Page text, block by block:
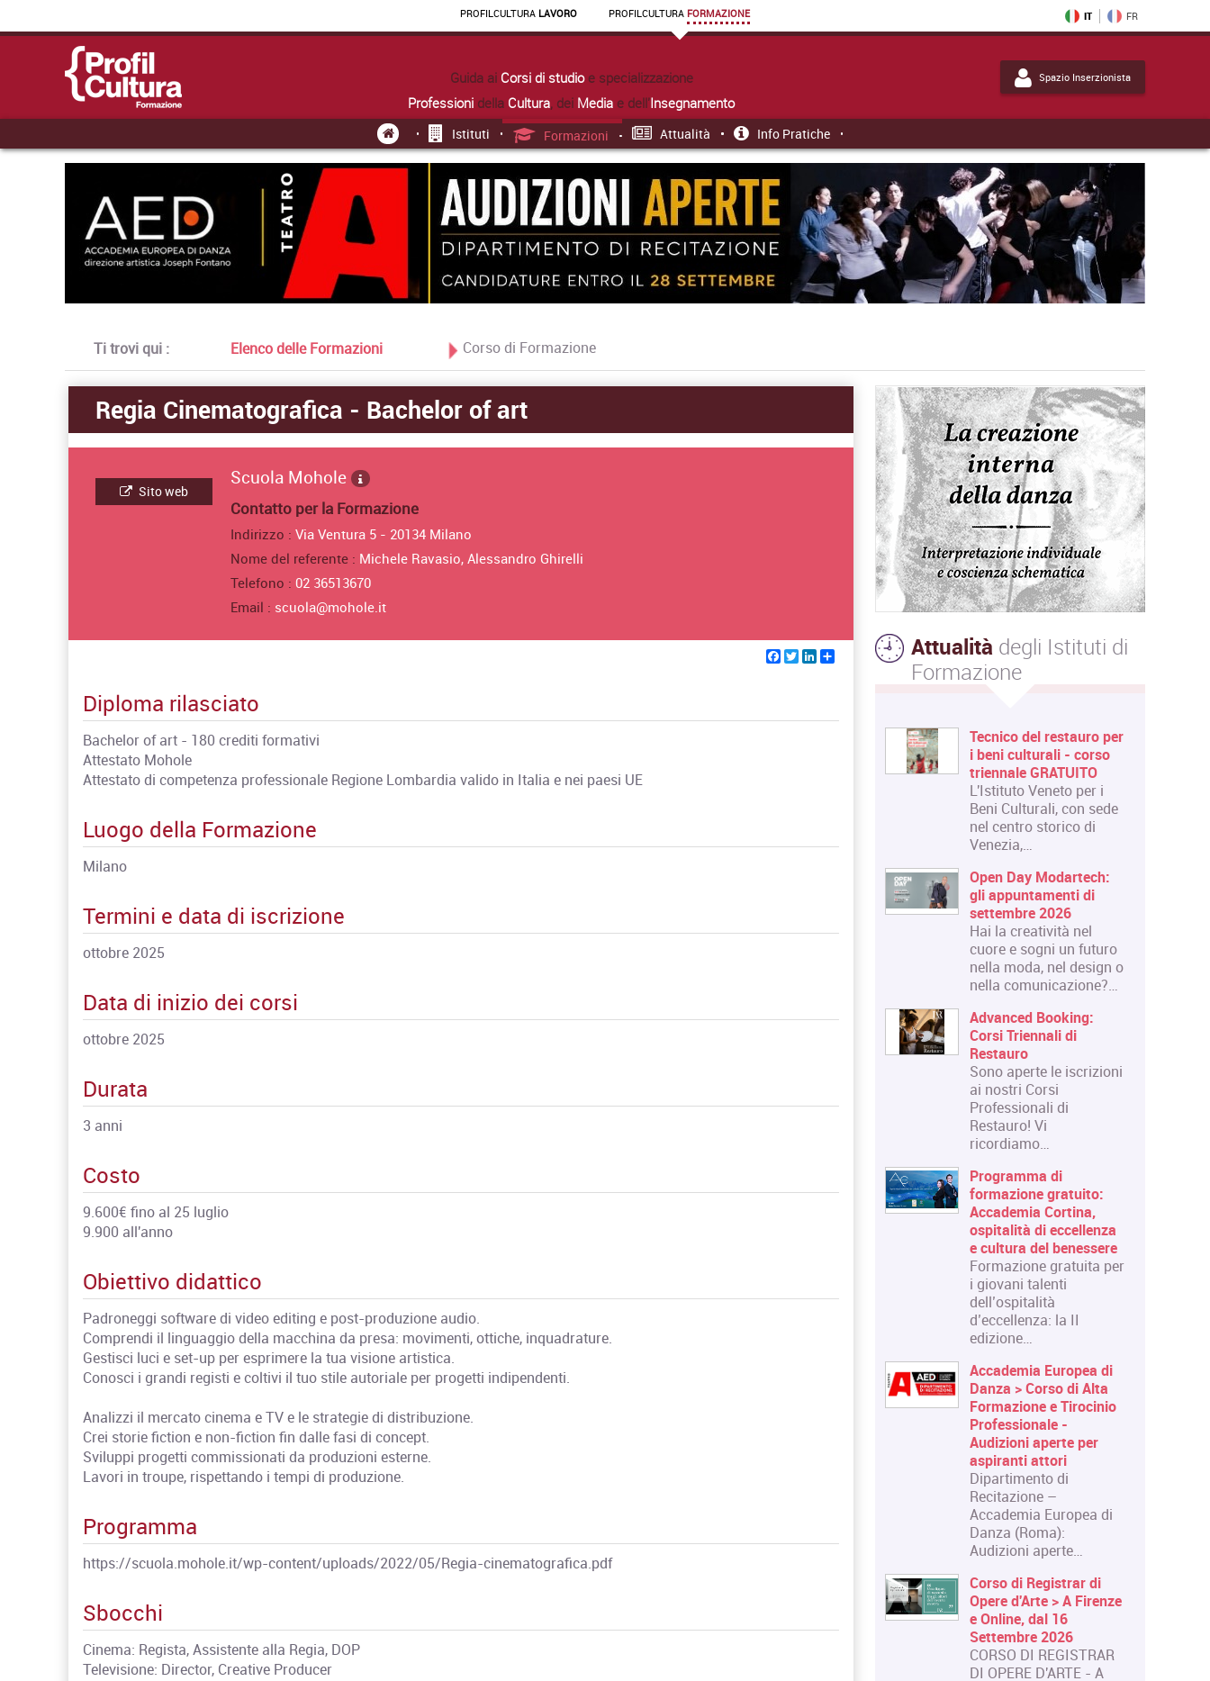
PROFILCULTURA LAVORO PROFILCULTURA FORMAZIONE IT FR
Guida ai Corsi di studioe specializzazione
Professioni della Cultura, dei Media e dell'Insegnamento
Spazio Inserzionista
Istituti Formazioni Attualità Info Pratiche
Ti trovi qui : Elenco delle Formazioni Corso di Formazione
Regia Cinematografica - Bachelor of art
Sito web
Scuola Mohole
Contatto per la Formazione
Indirizzo : Via Ventura 5 - 20134 Milano
Nome del referente : Michele Ravasio, Alessandro Ghirelli
Telefono : 02 36513670
Email : scuola@mohole.it
Facebook
TwitterLinkedIn
Diploma rilasciato
Bachelor of art - 180 crediti formativi
Attestato Mohole
Attestato di competenza professionale Regione Lombardia valido in Italia e nei paesi UE
Luogo della Formazione
Milano
Termini e data di iscrizione
ottobre 2025
Data di inizio dei corsi
ottobre 2025
Durata
3 anni
Costo
9.600€ fino al 25 luglio
9.900 all'anno
Obiettivo didattico
Padroneggi software di video editing e post-produzione audio.
Comprendi il linguaggio della macchina da presa: movimenti, ottiche, inquadrature.
Gestisci luci e set-up per esprimere la tua visione artistica.
Conosci i grandi registi e coltivi il tuo stile autoriale per progetti indipendenti.
Analizzi il mercato cinema e TV e le strategie di distribuzione.
Crei storie fiction e non-fiction fin dalle fasi di concept.
Sviluppi progetti commissionati da produzioni esterne.
Lavori in troupe, rispettando i tempi di produzione.
Programma
https://scuola.mohole.it/wp-content/uploads/2022/05/Regia-cinematografica.pdf
Sbocchi
Cinema: Regista, Assistente alla Regia, DOP
Televisione: Director, Creative Producer
Attualità degli Istituti di
Formazione
Tecnico del restauro per
i beni culturali - corso
triennale GRATUITO
L'Istituto Veneto per i
Beni Culturali, con sede
nel centro storico di
Venezia,…
Open Day Modartech:
gli appuntamenti di
settembre 2026
Hai la creatività nel
cuore e sogni un futuro
nella moda, nel design o
nella comunicazione?…
Advanced Booking:
Corsi Triennali di
Restauro
Sono aperte le iscrizioni
ai nostri Corsi
Professionali di
Restauro! Vi
ricordiamo…
Programma di
formazione gratuito:
Accademia Cortina,
ospitalità di eccellenza
e cultura del benessere
Formazione gratuita per
i giovani talenti
dell’ospitalità
d’eccellenza: la II
edizione…
Accademia Europea di
Danza > Corso di Alta
Formazione e Tirocinio
Professionale -
Audizioni aperte per
aspiranti attori
Dipartimento di
Recitazione –
Accademia Europea di
Danza (Roma):
Audizioni aperte…
Corso di Registrar di
Opere d'Arte > A Firenze
e Online, dal 16
Settembre 2026
CORSO DI REGISTRAR
DI OPERE D'ARTE - A